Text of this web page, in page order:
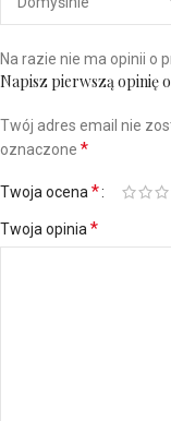
Na razie nie ma opinii o
Napisz pierwszą opinię
Twój adres email nie
oznaczone *
Twoja ocena*
Twoja opinia*